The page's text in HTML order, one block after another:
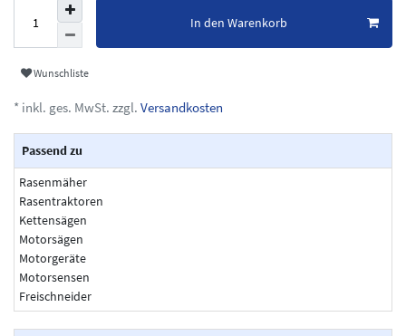
In den Warenkorb
Wunschliste
* inkl. ges. MwSt. zzgl. Versandkosten
Passend zu
Rasenmäher
Rasentraktoren
Kettensägen
Motorsägen
Motorgeräte
Motorsensen
Freischneider